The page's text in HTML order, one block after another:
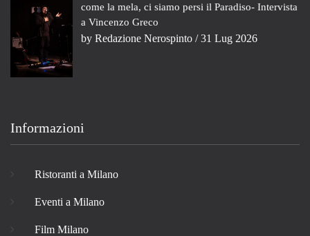
come la mela, ci siamo persi il Paradiso- Intervista
a Vincenzo Greco
by Redazione Nerospinto / 31 Lug 2026
Informazioni
Ristoranti a Milano
Eventi a Milano
Film Milano